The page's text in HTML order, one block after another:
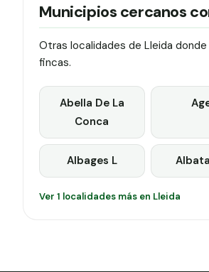
Municipios cercanos
Otras localidades de Lleida
fincas.
Abella De La
Conca
Albages L
Ver 1 localidades más en Lleida